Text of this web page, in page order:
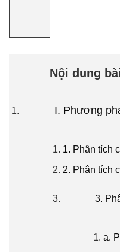
Nội dung
I. Phương
1. Phân tích
2. Phân tích
3.
a.